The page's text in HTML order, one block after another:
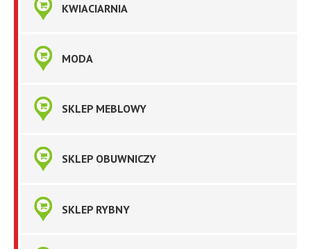
KWIACIARNIA
MODA
SKLEP MEBLOWY
SKLEP OBUWNICZY
SKLEP RYBNY